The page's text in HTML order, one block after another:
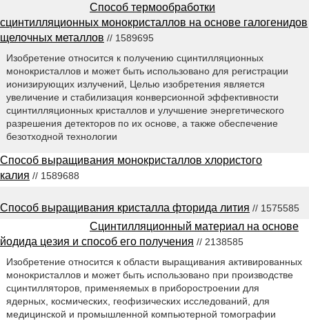
Способ термообработки
сцинтилляционных монокристаллов на основе галогенидов
щелочных металлов // 1589695
Изобретение относится к получению сцинтилляционных
монокристаллов и может быть использовано для регистрации
ионизирующих излучений, Целью изобретения является
увеличение и стабилизация конверсионной эффективности
сцинтилляционных кристаллов и улучшение энергетического
разрешения детекторов по их основе, а также обеспечение
безотходной технологии
Способ выращивания монокристаллов хлористого
калия // 1589688
Способ выращивания кристалла фторида лития // 1575585
Сцинтилляционный материал на основе
йодида цезия и способ его получения // 2138585
Изобретение относится к области выращивания активированных
монокристаллов и может быть использовано при производстве
сцинтилляторов, применяемых в приборостроении для
ядерных, космических, геофизических исследований, для
медицинской и промышленной компьютерной томографии